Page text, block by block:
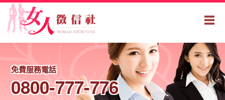
免費服務電話
0800-777-776